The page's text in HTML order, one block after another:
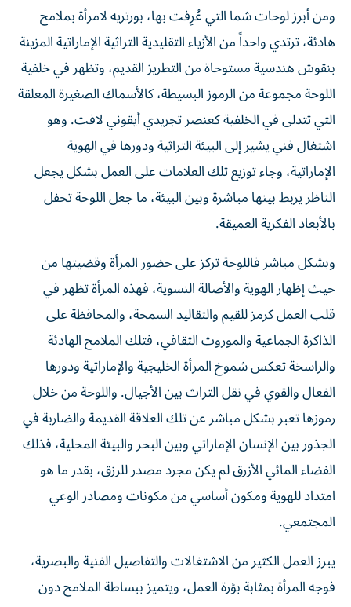
ومن أبرز لوحات شما التي عُرِفت بها، بورتريه لامرأة بملامح
هادئة، ترتدي واحداً من الأزياء التقليدية التراثية الإماراتية المزينة
بنقوش هندسية مستوحاة من التطريز القديم، وتظهر في خلفية
اللوحة مجموعة من الرموز البسيطة، كالأسماك الصغيرة المعلقة
التي تتدلى في الخلفية كعنصر تجريدي أيقوني لافت. وهو
اشتغال فني يشير إلى البيئة التراثية ودورها في الهوية
الإماراتية، وجاء توزيع تلك العلامات على العمل بشكل يجعل
الناظر يربط بينها مباشرة وبين البيئة، ما جعل اللوحة تحفل
بالأبعاد الفكرية العميقة.
وبشكل مباشر فاللوحة تركز على حضور المرأة وقضيتها من
حيث إظهار الهوية والأصالة النسوية، فهذه المرأة تظهر في
قلب العمل كرمز للقيم والتقاليد السمحة، والمحافظة على
الذاكرة الجماعية والموروث الثقافي، فتلك الملامح الهادئة
والراسخة تعكس شموخ المرأة الخليجية والإماراتية ودورها
الفعال والقوي في نقل التراث بين الأجيال. واللوحة من خلال
رموزها تعبر بشكل مباشر عن تلك العلاقة القديمة والضاربة في
الجذور بين الإنسان الإماراتي وبين البحر والبيئة المحلية، فذلك
الفضاء المائي الأزرق لم يكن مجرد مصدر للرزق، بقدر ما هو
امتداد للهوية ومكون أساسي من مكونات ومصادر الوعي
المجتمعي.
يبرز العمل الكثير من الاشتغالات والتفاصيل الفنية والبصرية،
فوجه المرأة بمثابة بؤرة العمل، ويتميز ببساطة الملامح دون